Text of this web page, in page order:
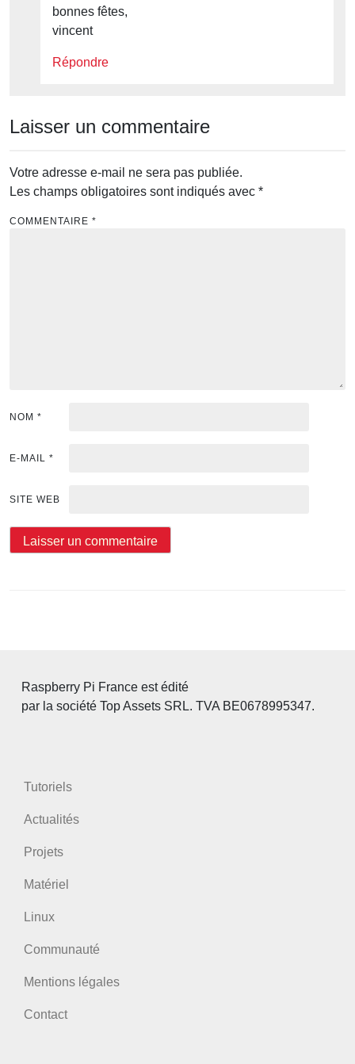
bonnes fêtes,
vincent
Répondre
Laisser un commentaire
Votre adresse e-mail ne sera pas publiée.
Les champs obligatoires sont indiqués avec *
COMMENTAIRE *
NOM *
E-MAIL *
SITE WEB
Raspberry Pi France est édité
par la société Top Assets SRL. TVA BE0678995347.
Tutoriels
Actualités
Projets
Matériel
Linux
Communauté
Mentions légales
Contact